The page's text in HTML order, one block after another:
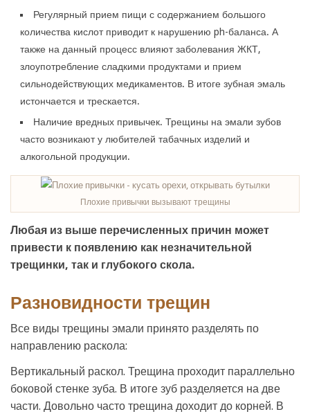
Регулярный прием пищи с содержанием большого
количества кислот приводит к нарушению ph-баланса. А
также на данный процесс влияют заболевания ЖКТ,
злоупотребление сладкими продуктами и прием
сильнодействующих медикаментов. В итоге зубная эмаль
истончается и трескается.
Наличие вредных привычек. Трещины на эмали зубов
часто возникают у любителей табачных изделий и
алкогольной продукции.
Плохие привычки вызывают трещины
Любая из выше перечисленных причин может
привести к появлению как незначительной
трещинки, так и глубокого скола.
Разновидности трещин
Все виды трещины эмали принято разделять по
направлению раскола:
Вертикальный раскол. Трещина проходит параллельно
боковой стенке зуба. В итоге зуб разделяется на две
части. Довольно часто трещина доходит до корней. В